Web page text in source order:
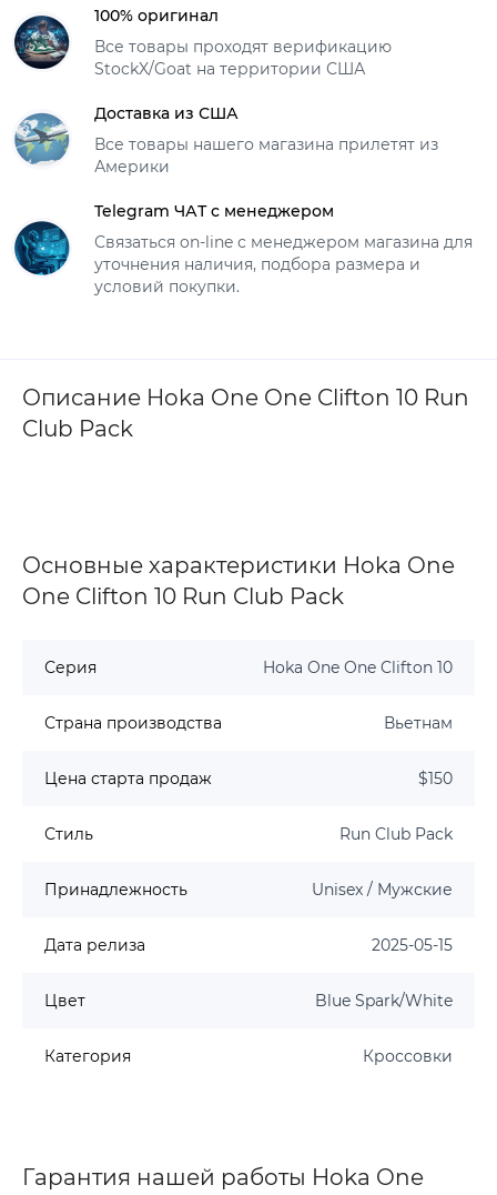
100% оригинал
Все товары проходят верификацию
StockX/Goat на территории США
Доставка из США
Все товары нашего магазина прилетят из
Америки
Telegram ЧАТ с менеджером
Связаться on-line с менеджером магазина для
уточнения наличия, подбора размера и
условий покупки.
Описание Hoka One One Clifton 10 Run
Club Pack
Основные характеристики Hoka One
One Clifton 10 Run Club Pack
Серия Hoka One One Clifton 10
Страна производства Вьетнам
Цена старта продаж $150
Стиль Run Club Pack
Принадлежность Unisex / Мужские
Дата релиза 2025-05-15
Цвет Blue Spark/White
Категория Кроссовки
Гарантия нашей работы Hoka One